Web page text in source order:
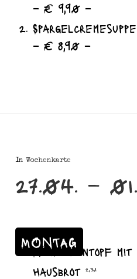
– € 9,90 –
– € 8,90 –
In Wochenkarte
27.04. –
MONTAG
Möhreneintopf
Hausbrot
2,3,I